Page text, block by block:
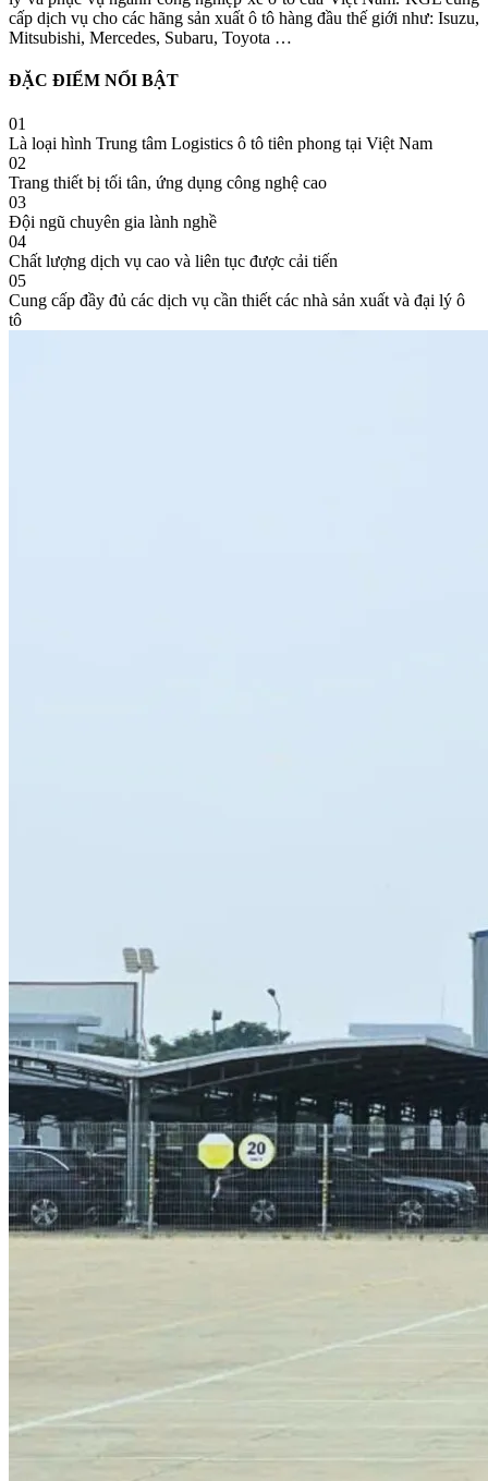
cấp dịch vụ cho các hãng sản xuất ô tô hàng đầu thế giới như: Isuzu,
Mitsubishi, Mercedes, Subaru, Toyota …
ĐẶC ĐIỂM NỔI BẬT
01
Là loại hình Trung tâm Logistics ô tô tiên phong tại Việt Nam
02
Trang thiết bị tối tân, ứng dụng công nghệ cao
03
Đội ngũ chuyên gia lành nghề
04
Chất lượng dịch vụ cao và liên tục được cải tiến
05
Cung cấp đầy đủ các dịch vụ cần thiết các nhà sản xuất và đại lý ô
tô